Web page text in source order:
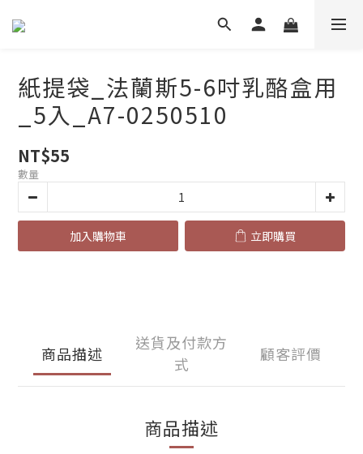
紙提袋_法蘭斯5-6吋乳酪盒用
_5入_A7-0250510
NT$55
數量
加入購物車 立即購買
商品描述
送貨及付款方
式
顧客評價
商品描述